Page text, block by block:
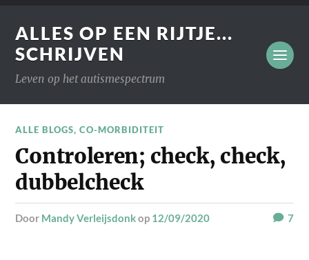
ALLES OP EEN RIJTJE...
SCHRIJVEN
Leven op het autismespectrum
ALLE BLOGS,CO-MORBIDITEIT
Controleren; check, check,
dubbelcheck
door Mandy Verleijsdonkop 12/09/2020 7